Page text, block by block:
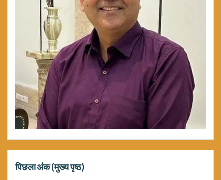
पिछला अंक (मुख्य पृष्ठ)